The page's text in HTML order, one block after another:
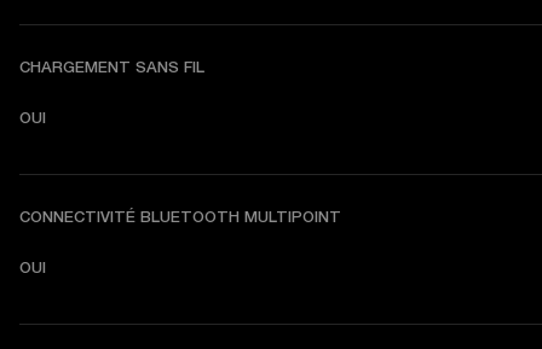
CHARGEMENT SANS FIL
OUI
CONNECTIVITÉ BLUETOOTH MULTIPOINT
OUI